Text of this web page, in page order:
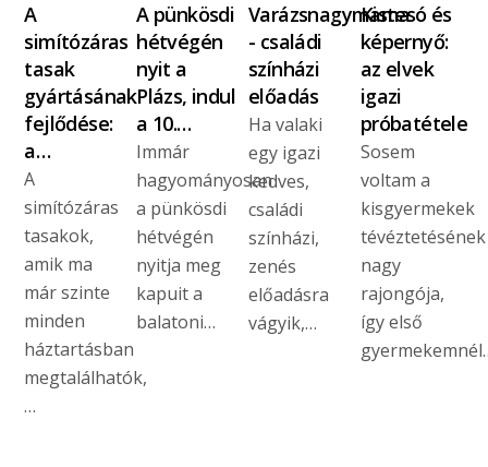
A
simítózáras
tasak
gyártásának
fejlődése:
a…
A
simítózáras
tasakok,
amik ma
már szinte
minden
háztartásban
megtalálhatók,
…
A pünkösdi
hétvégén
nyit a
Plázs, indul
a 10.…
Immár
hagyományosan
a pünkösdi
hétvégén
nyitja meg
kapuit a
balatoni…
Varázsnagymama
- családi
színházi
előadás
Ha valaki
egy igazi
kedves,
családi
színházi,
zenés
előadásra
vágyik,…
Kistesó és
képernyő:
az elvek
igazi
próbatétele
Sosem
voltam a
kisgyermekek
tévéztetésének
nagy
rajongója,
így első